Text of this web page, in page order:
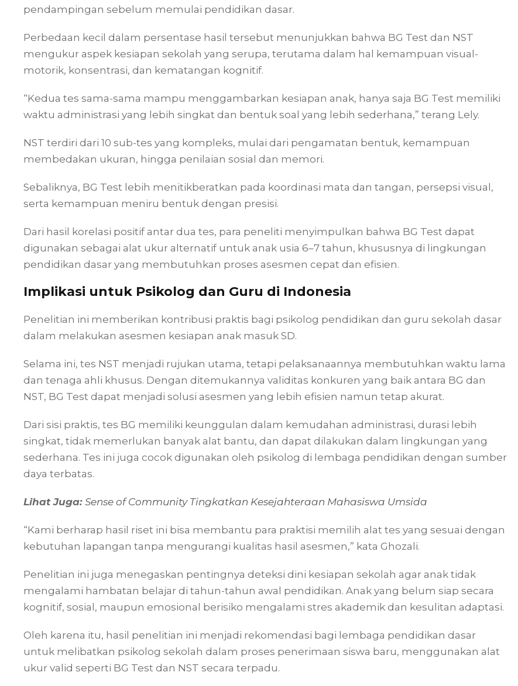
pendampingan sebelum memulai pendidikan dasar.
Perbedaan kecil dalam persentase hasil tersebut menunjukkan bahwa BG Test dan NST
mengukur aspek kesiapan sekolah yang serupa, terutama dalam hal kemampuan visual-
motorik, konsentrasi, dan kematangan kognitif.
“Kedua tes sama-sama mampu menggambarkan kesiapan anak, hanya saja BG Test memiliki
waktu administrasi yang lebih singkat dan bentuk soal yang lebih sederhana,” terang Lely.
NST terdiri dari 10 sub-tes yang kompleks, mulai dari pengamatan bentuk, kemampuan
membedakan ukuran, hingga penilaian sosial dan memori.
Sebaliknya, BG Test lebih menitikberatkan pada koordinasi mata dan tangan, persepsi visual,
serta kemampuan meniru bentuk dengan presisi.
Dari hasil korelasi positif antar dua tes, para peneliti menyimpulkan bahwa BG Test dapat
digunakan sebagai alat ukur alternatif untuk anak usia 6–7 tahun, khususnya di lingkungan
pendidikan dasar yang membutuhkan proses asesmen cepat dan efisien.
Implikasi untuk Psikolog dan Guru di Indonesia
Penelitian ini memberikan kontribusi praktis bagi psikolog pendidikan dan guru sekolah dasar
dalam melakukan asesmen kesiapan anak masuk SD.
Selama ini, tes NST menjadi rujukan utama, tetapi pelaksanaannya membutuhkan waktu lama
dan tenaga ahli khusus. Dengan ditemukannya validitas konkuren yang baik antara BG dan
NST, BG Test dapat menjadi solusi asesmen yang lebih efisien namun tetap akurat.
Dari sisi praktis, tes BG memiliki keunggulan dalam kemudahan administrasi, durasi lebih
singkat, tidak memerlukan banyak alat bantu, dan dapat dilakukan dalam lingkungan yang
sederhana. Tes ini juga cocok digunakan oleh psikolog di lembaga pendidikan dengan sumber
daya terbatas.
Lihat Juga: Sense of Community Tingkatkan Kesejahteraan Mahasiswa Umsida
“Kami berharap hasil riset ini bisa membantu para praktisi memilih alat tes yang sesuai dengan
kebutuhan lapangan tanpa mengurangi kualitas hasil asesmen,” kata Ghozali.
Penelitian ini juga menegaskan pentingnya deteksi dini kesiapan sekolah agar anak tidak
mengalami hambatan belajar di tahun-tahun awal pendidikan. Anak yang belum siap secara
kognitif, sosial, maupun emosional berisiko mengalami stres akademik dan kesulitan adaptasi.
Oleh karena itu, hasil penelitian ini menjadi rekomendasi bagi lembaga pendidikan dasar
untuk melibatkan psikolog sekolah dalam proses penerimaan siswa baru, menggunakan alat
ukur valid seperti BG Test dan NST secara terpadu.